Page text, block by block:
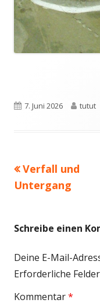
Veröffentlicht
7. Juni 2026 Autor
tutut
Vorheriger
Beitrag:
Verfall und
Untergang
Schreibe einen
Deine E-Mail-
Erforderliche
Kommentar*